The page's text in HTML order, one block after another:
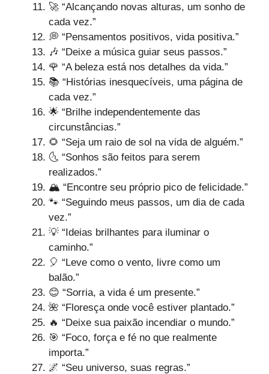
🚀 “Alcançando novas alturas, um sonho de
cada vez.”
💭 “Pensamentos positivos, vida positiva.”
🎶 “Deixe a música guiar seus passos.”
🌹 “A beleza está nos detalhes da vida.”
📚 “Histórias inesquecíveis, uma página de
cada vez.”
🌟 “Brilhe independentemente das
circunstâncias.”
🌻 “Seja um raio de sol na vida de alguém.”
🌜 “Sonhos são feitos para serem
realizados.”
🏔️ “Encontre seu próprio pico de felicidade.”
🐾 “Seguindo meus passos, um dia de cada
vez.”
💡 “Ideias brilhantes para iluminar o
caminho.”
🎈 “Leve como o vento, livre como um
balão.”
😊 “Sorria, a vida é um presente.”
🌺 “Floresça onde você estiver plantado.”
🔥 “Deixe sua paixão incendiar o mundo.”
🎯 “Foco, força e fé no que realmente
importa.”
🌌 “Seu universo, suas regras.”